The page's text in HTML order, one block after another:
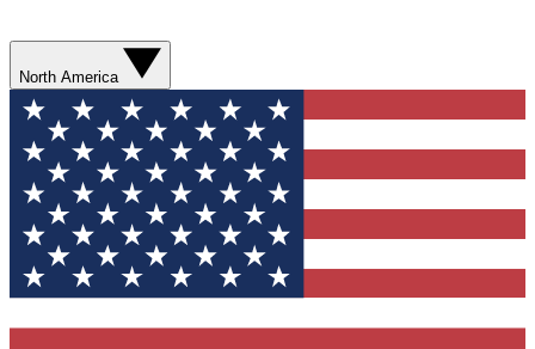
North America